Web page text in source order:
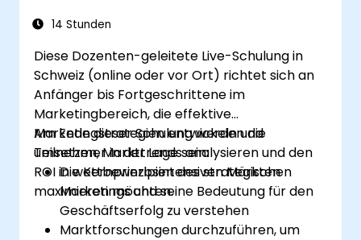
14 Stunden
Diese Dozenten-geleitete Live-Schulung in
Schweiz (online oder vor Ort) richtet sich an
Anfänger bis Fortgeschrittene im
Marketingbereich, die effektive
Marketingstrategien entwickeln und
umsetzen, Markttrends analysieren und den
ROI in wettbewerbsintensiven Märkten
maximieren möchten.
Am Ende dieser Schulung werden die
Teilnehmer in der Lage sein:
Die Kernprinzipien des strategischen
Marketings und seine Bedeutung für den
Geschäftserfolg zu verstehen
Marktforschungen durchzuführen, um